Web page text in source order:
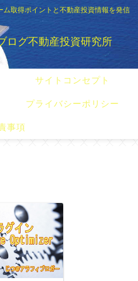
取得ポイントと不動産投資情報を発信
ログ不動産投資研究所
サイトコンセプト
プライバシーポリシー
事項